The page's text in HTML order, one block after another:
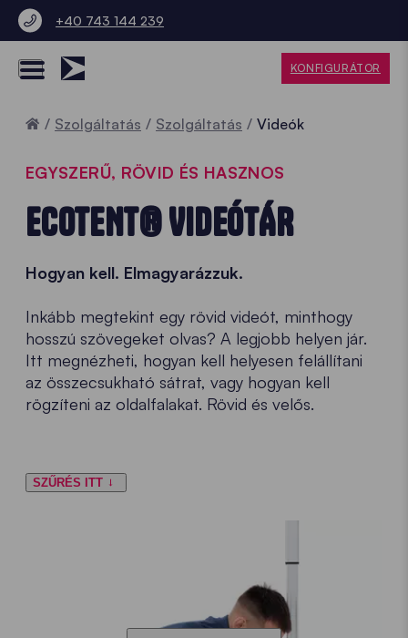
+40 743 144 239
KONFIGURÁTOR
Home
Szolgáltatás Szolgáltatás Videók
EGYSZERŰ, RÖVID ÉS HASZNOS
ECOTENT® VIDEÓTÁR
Hogyan kell. Elmagyarázzuk.
Inkább megtekint egy rövid videót, minthogy
hosszú szövegeket olvas? A legjobb helyen jár.
Itt megnézheti, hogyan kell helyesen felállítani
az összecsukható sátrat, vagy hogyan kell
rögzíteni az oldalfalakat. Rövid és velős.
SZŰRÉS ITT